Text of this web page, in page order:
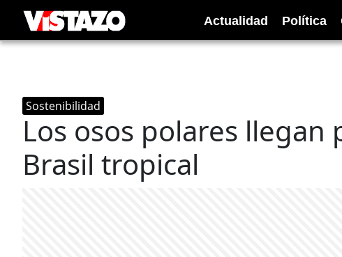
Actualidad Política
Sostenibilidad
Los osos polares llegan
Brasil tropical